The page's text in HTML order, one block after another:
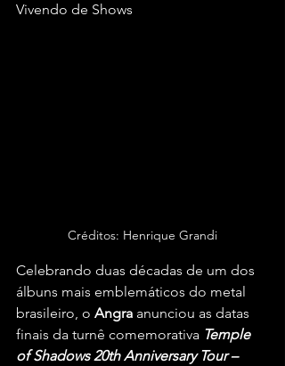
Vivendo de Shows
Créditos: Henrique Grandi
Celebrando duas décadas de um dos
álbuns mais emblemáticos do metal
brasileiro, o Angra anunciou as datas
finais da turnê comemorativa Temple
of Shadows 20th Anniversary Tour –